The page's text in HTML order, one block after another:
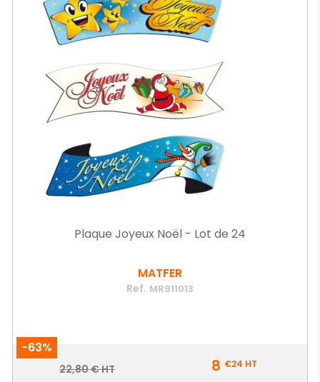
Plaque Joyeux Noël - Lot de 24
MATFER
Ref. MR911013
-63%
Prix
Prix
22,80 € HT 8 €24 HT